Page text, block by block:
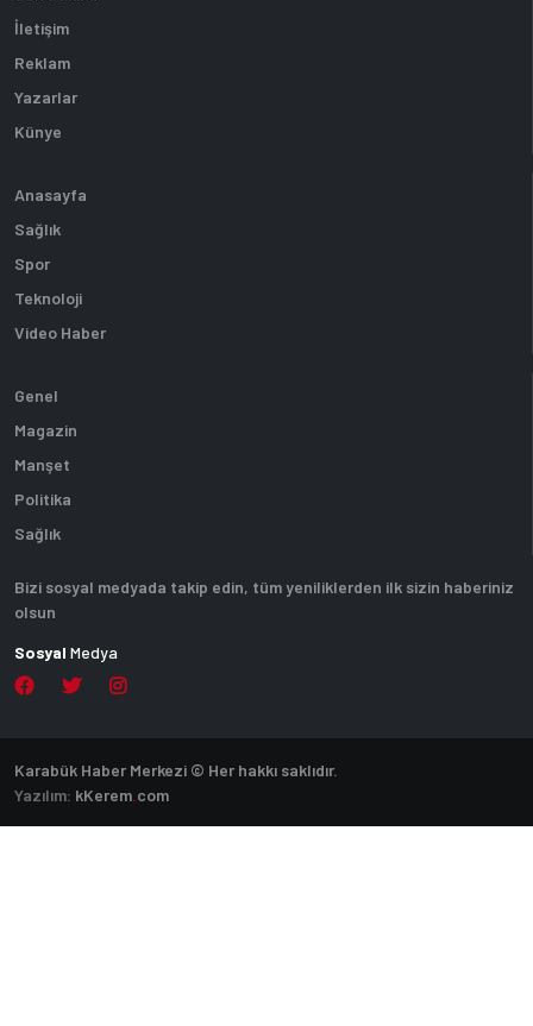
İletişim
Reklam
Yazarlar
Künye
Anasayfa
Sağlık
Spor
Teknoloji
Video Haber
Genel
Magazin
Manşet
Politika
Sağlık
Bizi sosyal medyada takip edin, tüm yeniliklerden ilk sizin haberiniz
olsun
Sosyal Medya
Karabük Haber Merkezi © Her hakkı saklıdır.
Yazılım: kKerem.com